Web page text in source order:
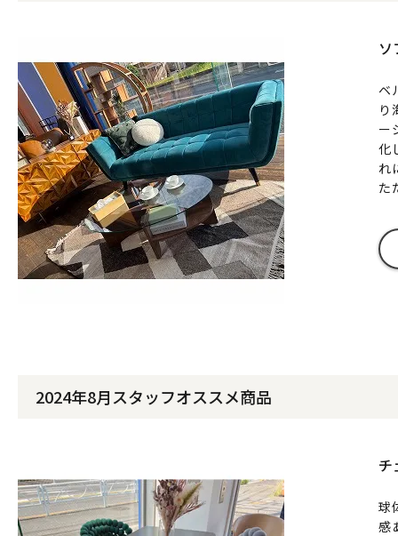
ベ
り
ー
化
れ
た
2024年8月スタッフオススメ商品
球
感